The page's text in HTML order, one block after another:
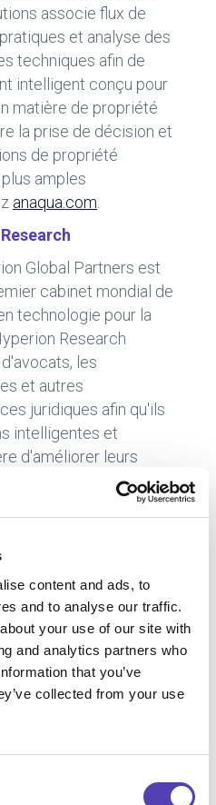
content and ads, to
and to analyse our traffic.
your use of our site with
and analytics partners who
that you’ve
collected from your use
associe flux de
et analyse des
techniques afin de
intelligent conçu pour
matière de propriété
la prise de décision et
de propriété
amples
anaqua.com
Global Partners est
cabinet mondial de
technologie pour la
Research
les
et autres
juridiques afin qu'ils
intelligentes et
d'améliorer leurs
la principale source de
et
de la profession en
à Hyperion
indépendant
et de services
un aperçu inégalé
en matière de
de technologie
de systèmes sur